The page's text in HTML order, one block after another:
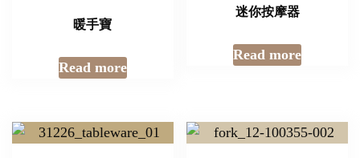
暖手寶
Read more
迷你按摩器
Read more